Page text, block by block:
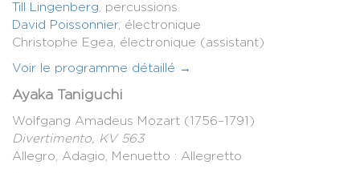
Till Lingenberg, percussions
David Poissonnier, électronique
Christophe Egea, électronique (assistant)
Voir le programme détaillé →
Ayaka Taniguchi
Wolfgang Amadeus Mozart (1756–1791)
Divertimento, KV 563
Allegro, Adagio, Menuetto : Allegretto